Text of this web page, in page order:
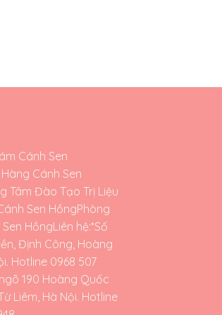
Cánh Sen
Cánh Sen
Tâm Đào Tạo Trị Liệu
Sen HồngPhòng
HồngLiên hệ:*Số
Định Công, Hoàng
Hotline 0968 507
190 Hoàng Quốc
Liêm, Hà Nội. Hotline